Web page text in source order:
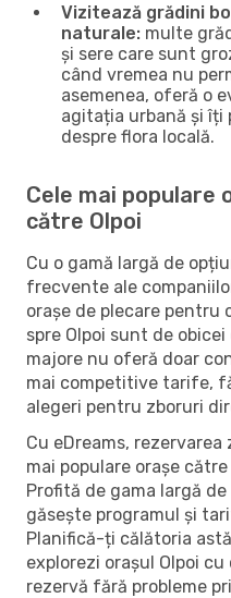
Vizitează grădini
naturale: multe
și sere care sunt
când vremea nu
asemenea, oferă o
agitația urbană și îți
despre flora locală.
Cele mai populare
către Olpoi
Cu o gamă largă de
frecvente ale
orașe de plecare pentru
spre Olpoi sunt de
majore nu oferă doar
mai competitive tarife,
alegeri pentru zboruri
Cu eDreams,
mai populare orașe
Profită de gama largă
găsește programul și
Planifică-ți călătoria
explorezi orașul Olpoi
rezervă fără probleme